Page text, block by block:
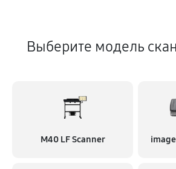
2250 руб 90 минут
Выберите модель
M40 LF Scanner